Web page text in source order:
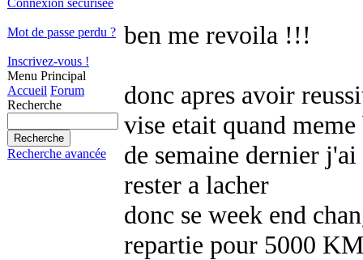
Connexion sécurisée
Mot de passe perdu ?
Inscrivez-vous !
Menu Principal
Accueil Forum
Recherche
Recherche avancée
ben me revoila !!!
donc apres avoir
vise etait quand
de semaine dernier
rester a lacher
donc se week end
repartie pour 5000 KM